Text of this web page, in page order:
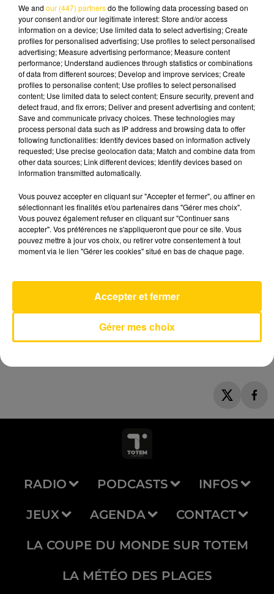
Lecture (4 min 51 sec)
29 juin 2026 - 4 min 51 sec
L'INFO DU TARN-ET-GARONNE DU
29/06/26 À 06H29
Ecoutez sur Totem l'information dans le Tarn-et-
Garonne et le pays de Cahors avec les
Azizam
ED SHEERAN
RADIO PODCASTS INFOS
JEUX AGENDA CONTACT
LA COUPE DU MONDE SUR TOTEM
LA MÉTÉO DES PLAGES
We and our (447) partnersdo the following data processing based on
your consent and/or our legitimate interest: Store and/or access
information on a device; Use limited data to select advertising; Create
profiles for personalised advertising; Use profiles to select personalised
advertising; Measure advertising performance; Measure content
performance; Understand audiences through statistics or combinations
of data from different sources; Develop and improve services; Create
profiles to personalise content; Use profiles to select personalised
content; Use limited data to select content; Ensure security, prevent and
detect fraud, and fix errors; Deliver and present advertising and content;
Save and communicate privacy choices. These technologies may
process personal data such as IP address and browsing data to offer
following functionalities: Identify devices based on information actively
requested; Use precise geolocation data; Match and combine data from
other data sources; Link different devices; Identify devices based on
information transmitted automatically.
Vous pouvez accepter en cliquant sur "Accepter et fermer", ou affiner en
sélectionnant les finalités et/ou partenaires dans "Gérer mes choix".
Vous pouvez également refuser en cliquant sur "Continuer sans
accepter". Vos préférences ne s'appliqueront que pour ce site. Vous
pouvez mettre à jour vos choix, ou retirer votre consentement à tout
moment via le lien "Gérer les cookies" situé en bas de chaque page.
Gérer mes choix
Accepter et fermer